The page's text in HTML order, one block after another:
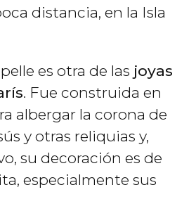
distancia, en la Isla
es otra de las joyas
. Fue construida en
albergar la corona de
y otras reliquias y,
su decoración es de
especialmente sus